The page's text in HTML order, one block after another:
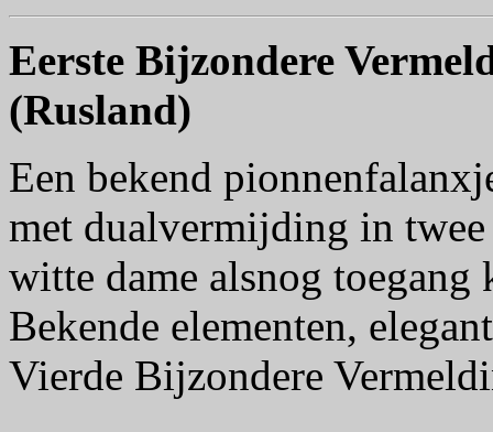
Eerste Bijzondere
(Rusland)
Een bekend
met dualvermijding in
witte dame alsnog
Bekende elementen,
Vierde Bijzondere